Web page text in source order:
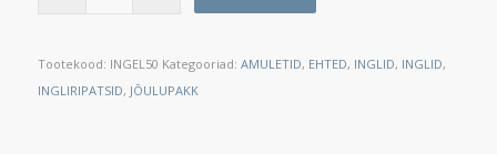
Tootekood: INGEL50 Kategooriad: AMULETID, EHTED, INGLID, INGLID,
INGLIRIPATSID, JÕULUPAKK